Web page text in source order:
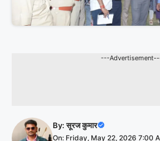
---
By:सूरज कुमार
On: Friday, May 22, 2026 7:00